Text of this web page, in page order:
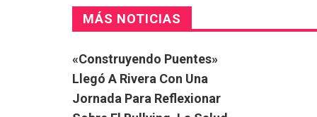
MÁS NOTICIAS
«Construyendo Puentes»
Llegó A Rivera Con Una
Jornada Para Reflexionar